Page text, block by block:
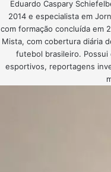
Eduardo Caspary
2014 e especialista em
com formação concluída em
Mista, com cobertura diária
futebol brasileiro.
esportivos, reportagens